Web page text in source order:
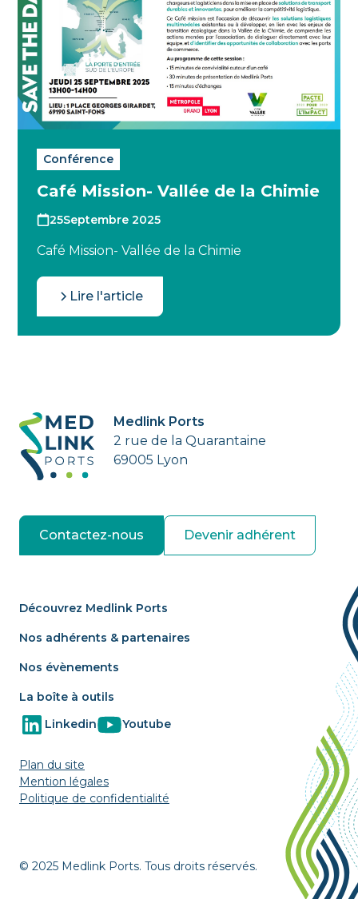
Conférence
Café Mission- Vallée de la Chimie
25Septembre 2025
Café Mission- Vallée de la Chimie
Lire l'article
Medlink Ports
2 rue de la Quarantaine
69005 Lyon
Contactez-nous Devenir adhérent
Découvrez Medlink Ports
Nos adhérents & partenaires
Nos évènements
La boîte à outils
Linkedin
Youtube
© 2025 Medlink Ports. Tous droits réservés.
Plan du site
Mention légales
Politique de confidentialité